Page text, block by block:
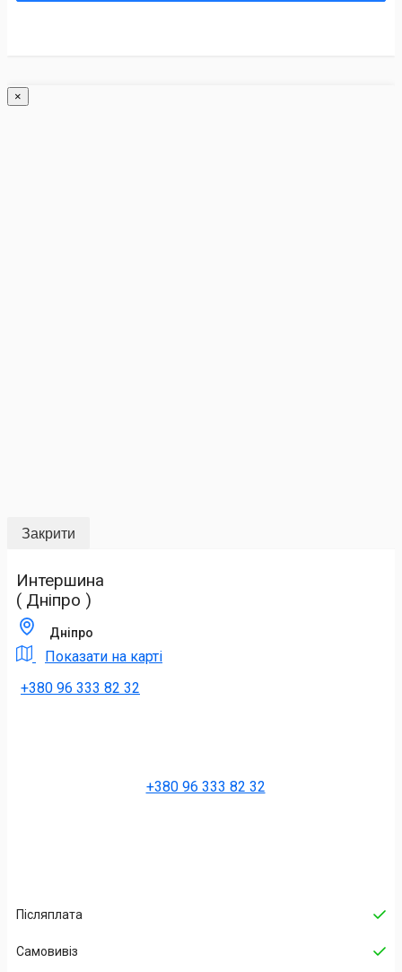
×
Закрити
Интершина
( Дніпро )
Дніпро
Показати на карті
+380 96 333 82 32
+380 96 333 82 32
Післяплата
Самовивіз